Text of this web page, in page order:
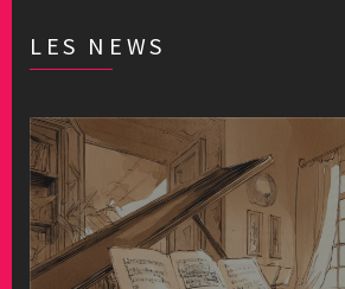
LES NEWS